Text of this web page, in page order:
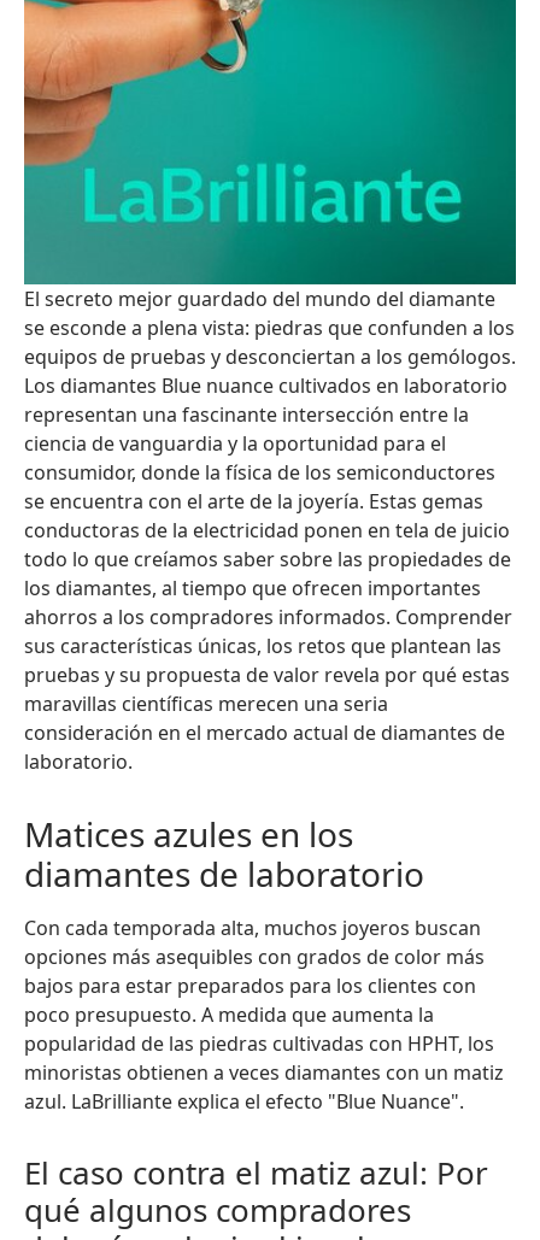
El secreto mejor guardado del mundo del diamante
se esconde a plena vista: piedras que confunden a los
equipos de pruebas y desconciertan a los gemólogos.
Los diamantes Blue nuance cultivados en laboratorio
representan una fascinante intersección entre la
ciencia de vanguardia y la oportunidad para el
consumidor, donde la física de los semiconductores
se encuentra con el arte de la joyería. Estas gemas
conductoras de la electricidad ponen en tela de juicio
todo lo que creíamos saber sobre las propiedades de
los diamantes, al tiempo que ofrecen importantes
ahorros a los compradores informados. Comprender
sus características únicas, los retos que plantean las
pruebas y su propuesta de valor revela por qué estas
maravillas científicas merecen una seria
consideración en el mercado actual de diamantes de
laboratorio.
Matices azules en los
diamantes de laboratorio
Con cada temporada alta, muchos joyeros buscan
opciones más asequibles con grados de color más
bajos para estar preparados para los clientes con
poco presupuesto. A medida que aumenta la
popularidad de las piedras cultivadas con HPHT, los
minoristas obtienen a veces diamantes con un matiz
azul. LaBrilliante explica el efecto "Blue Nuance".
El caso contra el matiz azul: Por
qué algunos compradores